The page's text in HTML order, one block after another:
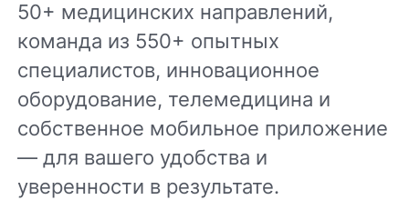
50+ медицинских направлений,
команда из 550+ опытных
специалистов, инновационное
оборудование, телемедицина и
собственное мобильное приложение
— для вашего удобства и
уверенности в результате.